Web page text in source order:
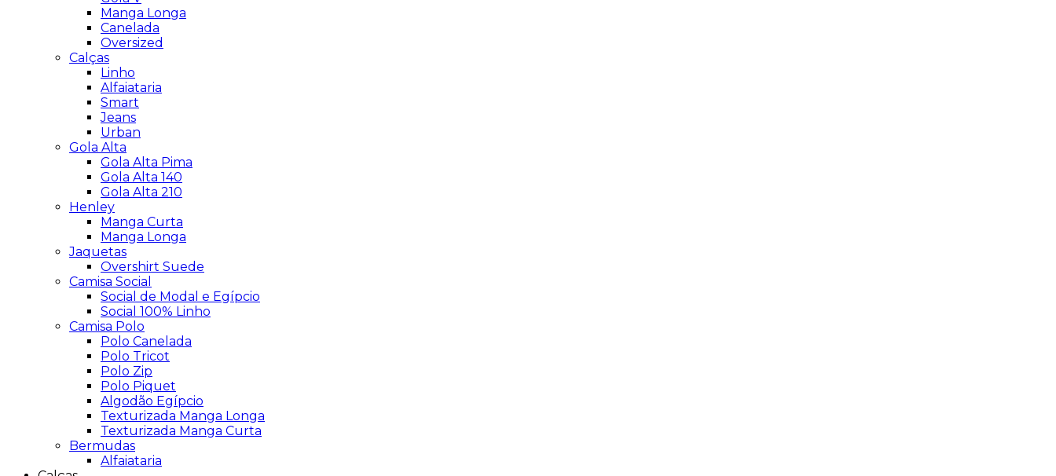
Manga Longa
Canelada
Oversized
Calças
Linho
Alfaiataria
Smart
Jeans
Urban
Gola Alta
Gola Alta Pima
Gola Alta 140
Gola Alta 210
Henley
Manga Curta
Manga Longa
Jaquetas
Overshirt Suede
Camisa Social
Social de Modal e Egípcio
Social 100% Linho
Camisa Polo
Polo Canelada
Polo Tricot
Polo Zip
Polo Piquet
Algodão Egípcio
Texturizada Manga Longa
Texturizada Manga Curta
Bermudas
Alfaiataria